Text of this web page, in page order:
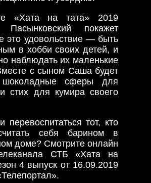
«Хата на тата» 2019
покажет
это удовольствие — быть
в хобби своих детей, и
наблюдать их маленькие
с сыном Саша будет
шоколадные сферы для
и стих для кумира своего
перевоспитаться тот, кто
себя барином в
доме? Смотрите онлайн
СТБ «Хата на
4 выпуск от 16.09.2019